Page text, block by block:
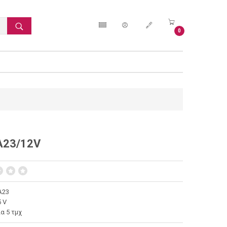
0
12V
V
5 τμχ